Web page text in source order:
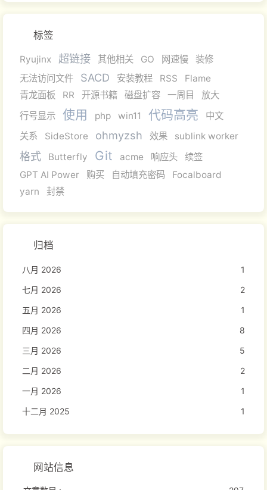
标签
Ryujinx 超链接 其他相关 GO 网速慢
装修
无法访问文件
SACD 安装教程 RSS
Flame
青龙面板
RR 开源书籍 磁盘扩容 一周目
放大
行号显示
使用 php win11 代码高亮
中文
关系
SideStore ohmyzsh 效果 sublink worker
格式 Butterfly Git acme 响应头
续签
GPT AI Power
购买 自动填充密码
Focalboard
yarn
封禁
归档
八月 2026
1
七月 2026
2
五月 2026
1
四月 2026
8
三月 2026
5
二月 2026
2
一月 2026
1
十二月 2025
1
网站信息